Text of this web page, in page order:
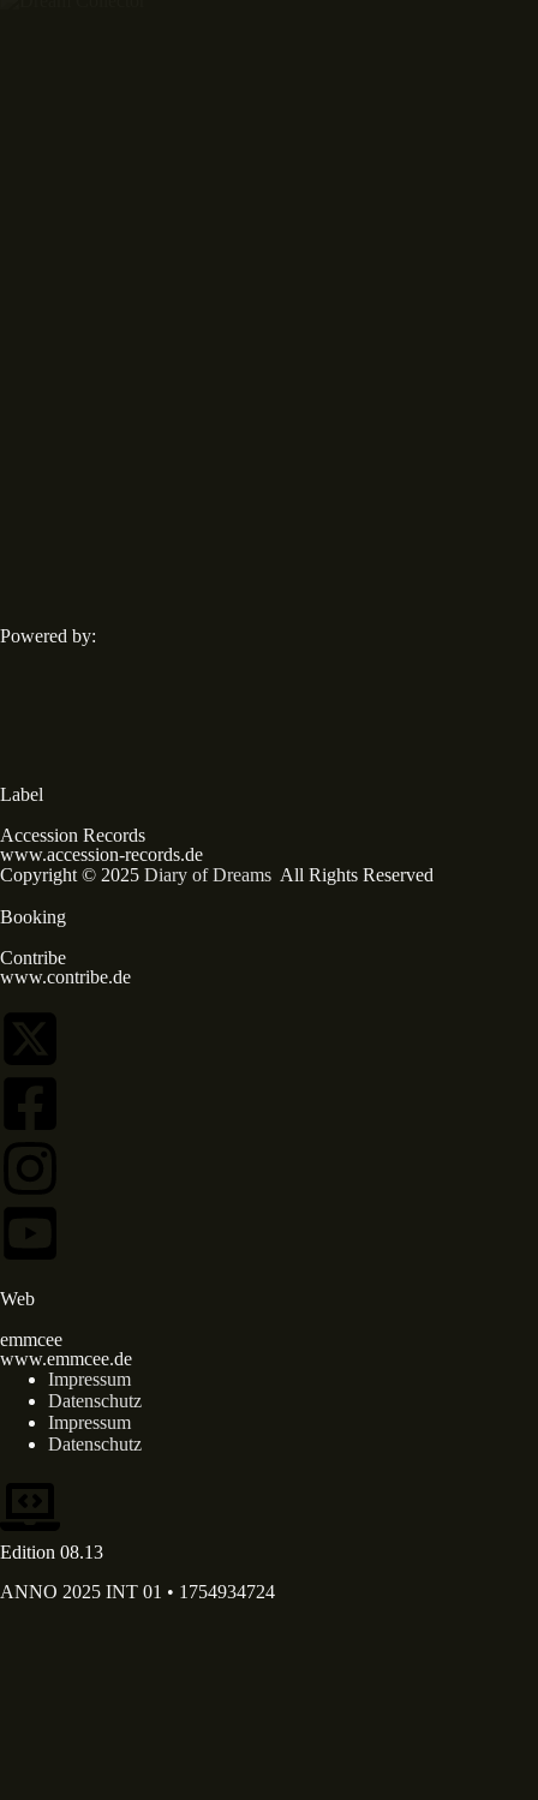
Powered by:
Label
Accession Records
www.accession-records.de
Copyright © 2025 Diary of Dreams All Rights Reserved
Booking
Contribe
www.contribe.de
Web
emmcee
www.emmcee.de
Impressum
Datenschutz
Impressum
Datenschutz
Edition 08.13
ANNO 2025 INT 01 • 1754934724